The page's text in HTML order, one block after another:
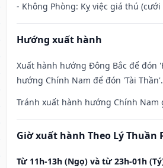
- Không Phòng: Kỵ việc giá thú (cưới
Hướng xuất hành
Xuất hành hướng Đông Bắc để đón
hướng Chính Nam để đón 'Tài Thần'.
Tránh xuất hành hướng Chính Nam
Giờ xuất hành Theo Lý Thuần
Từ 11h-13h (Ngọ) và từ 23h-01h